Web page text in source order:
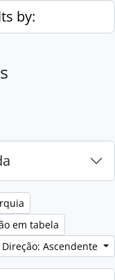
by:
em tabela
Direção: Ascendente